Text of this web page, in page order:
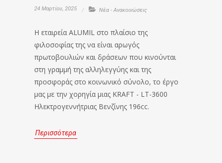
24 Μαρτίου, 2025 Νέα - Ανακοινώσεις
Η εταιρεία ALUMIL στο πλαίσιο της
φιλοσοφίας της να είναι αρωγός
πρωτοβουλιών και δράσεων που κινούνται
στη γραμμή της αλληλεγγύης και της
προσφοράς στο κοινωνικό σύνολο, το έργο
μας με την χορηγία μιας KRAFT - LT-3600
Ηλεκτρογεννήτριας Βενζίνης 196cc.
Περισσότερα